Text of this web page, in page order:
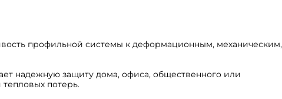
профильной системы к деформационным, механическим,
надежную защиту дома, офиса, общественного или
потерь.